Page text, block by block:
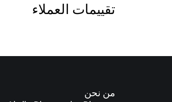
تقييمات العملاء
من نحن